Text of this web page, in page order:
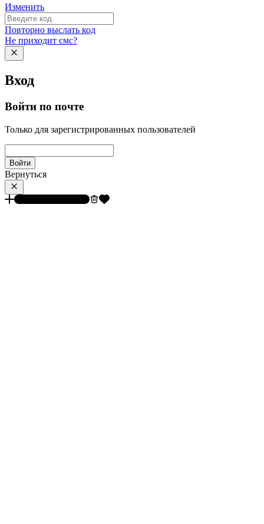
Изменить
Повторно выслать код
Не приходит смс?
Вход
Войти по почте
Только для зарегистрированных пользователей
Войти
Вернуться